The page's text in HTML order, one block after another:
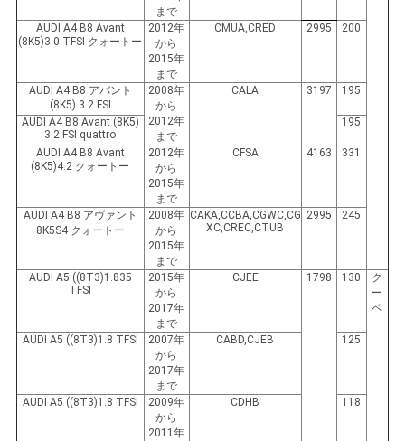
く
さ
い
地
ラ
バ
まで
AUDI A4 B8 Avant
(8K5)3.0 TFSI クォートー
2012年
から
2015年
まで
CMUA,CRED 2995 200
AUDI A4 B8 アバント
(8K5) 3.2 FSI
2008年
から
2012年
まで
CALA 3197 195
AUDI A4 B8 Avant (8K5)
3.2 FSI quattro
195
AUDI A4 B8 Avant
(8K5)4.2 クォートー
2012年
から
2015年
まで
CFSA 4163 331
AUDI A4 B8 アヴァント
8K5S4 クォートー
2008年
から
2015年
まで
CAKA,CCBA,CGWC,CG
XC,CREC,CTUB
2995 245
AUDI A5 ((8T3)1.835
TFSI
2015年
から
2017年
まで
CJEE 1798 130
ク
ー
ペ
AUDI A5 ((8T3)1.8 TFSI
2007年
から
2017年
まで
CABD,CJEB 125
AUDI A5 ((8T3)1.8 TFSI
2009年
から
2011年
CDHB 118